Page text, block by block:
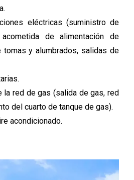
eléctricas (suministro de
de alimentación de
tomas y alumbrados, salidas de
la red de gas (salida de gas, red
del cuarto de tanque de gas).
acondicionado.